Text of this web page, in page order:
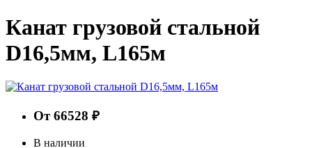
Канат грузовой стальной
D16,5мм, L165м
От 66528 ₽
В наличии